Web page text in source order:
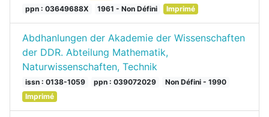
ppn : 03649688X
1961 - Non Défini Imprimé
Abdhanlungen der Akademie der Wissenschaften
der DDR. Abteilung Mathematik,
Naturwissenschaften, Technik
issn : 0138-1059 ppn : 039072029
Non Défini - 1990
Imprimé